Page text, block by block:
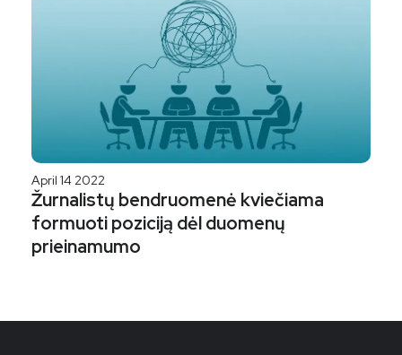
April 14 2022
Žurnalistų bendruomenė kviečiama
formuoti poziciją dėl duomenų
prieinamumo